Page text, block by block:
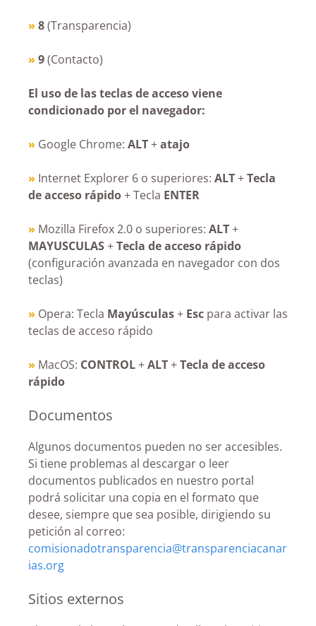
» 8(Transparencia)
» 9(Contacto)
El uso de las teclas de acceso viene
condicionado por el navegador:
» Google Chrome: ALT+atajo
» Internet Explorer 6 o superiores: ALT+Tecla
de acceso rápido+ Tecla ENTER
» Mozilla Firefox 2.0 o superiores: ALT+
MAYUSCULAS+Tecla de acceso rápido
(configuración avanzada en navegador con dos
teclas)
» Opera: Tecla Mayúsculas+ Esc para activar las
teclas de acceso rápido
» MacOS: CONTROL+ALT+Tecla de acceso
rápido
Documentos
Algunos documentos pueden no ser accesibles.
Si tiene problemas al descargar o leer
documentos publicados en nuestro portal
podrá solicitar una copia en el formato que
desee, siempre que sea posible, dirigiendo su
petición al correo:
comisionadotransparencia@transparenciacanar
ias.org
Sitios externos